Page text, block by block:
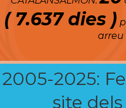
( 7.637 dies )
arreu
2005-2025:
site dels